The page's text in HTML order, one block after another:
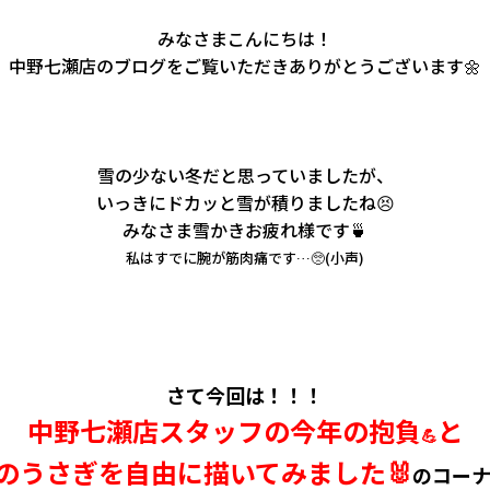
みなさまこんにちは！
中野七瀬店のブログをご覧いただきありがとうございます🌼
雪の少ない冬だと思っていましたが、
いっきにドカッと雪が積りましたね😣
みなさま雪かきお疲れ様です🍵
私はすでに腕が筋肉痛です…🥺(小声)
さて今回は！！！
中野七瀬店スタッフの今年の抱負 💪 と
うさぎを自由に描いてみました🐰のコー